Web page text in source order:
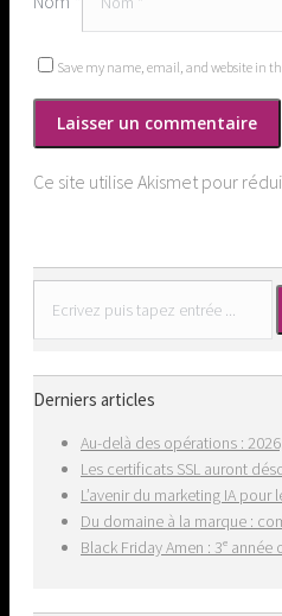
Save my name, email, and website in
Ce site utilise Akismet pour
Derniers articles
Au-delà des opérations : 2026,
Les certificats SSL auront
L’avenir du marketing IA
Du domaine à la marque :
Black Friday Amen : 3ᵉ année